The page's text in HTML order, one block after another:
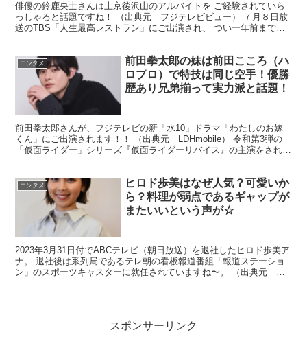
俳優の鈴鹿央士さんは上京後沢山のアルバイトを ご経験されていら
っしゃると話題ですね！ （出典元 フジテレビビュー） ７月８日放
送のTBS「人生最高レストラン」にご出演され、 つい一年前までシ
エンタメ
前田拳太郎の妹は前田こころ（ハ
ロプロ）で特技は同じ空手！優勝
歴あり兄弟揃って実力派と話題！
前田拳太郎さんが、フジテレビの新「水10」ドラマ「わたしのお嫁
くん」にご出演されます！！ （出典元 LDHmobile） 令和第3弾の
「仮面ライダー」シリーズ『仮面ライダーリバイス』の主演をされて
エンタメ
ヒロド歩美はなぜ人気？可愛いか
ら？料理が弱点であるギャップが
またいいという声が☆
2023年3月31日付でABCテレビ（朝日放送）を退社したヒロド歩美ア
ナ。 退社後は系列局であるテレ朝の看板報道番組「報道ステーショ
ン」のスポーツキャスターに就任されていますね〜。 （出典元
スポンサーリンク